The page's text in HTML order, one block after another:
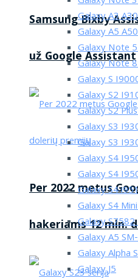
Samsung Bixby
už Google Assistant
Per 2022 metus
hakeriams 12 mln.
Galaxy A3
Galaxy A5
Galaxy Note
Galaxy Note
Galaxy S
Galaxy S2
Galaxy S2
Galaxy S3
Galaxy S3
Galaxy S4
Galaxy S4
Galaxy S4
Galaxy S4
Galaxy S7582
Galaxy A5
Galaxy Alpha
Galaxy J5